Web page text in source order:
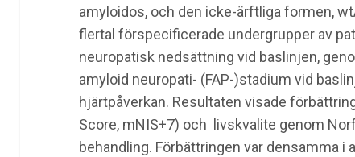
amyloidos, och den icke-ärftliga formen,
flertal förspecificerade undergrupper av
neuropatisk nedsättning vid baslinjen,
amyloid neuropati- (FAP-)stadium vid
hjärtpåverkan. Resultaten visade
Score, mNIS+7) och livskvalite genom
behandling. Förbättringen var densamma